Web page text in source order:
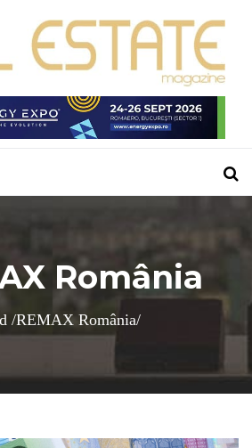
România
/REMAX România/